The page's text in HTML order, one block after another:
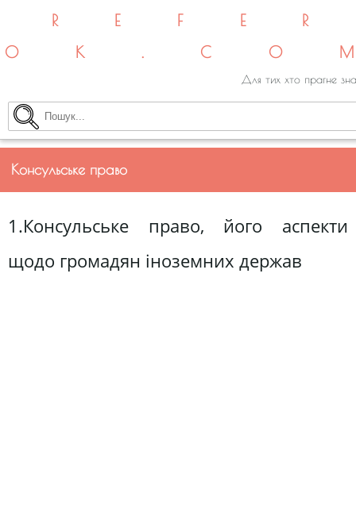
Для тих хто прагне
Консульське право
1.Консульське право, його аспекти
щодо громадян іноземних держав